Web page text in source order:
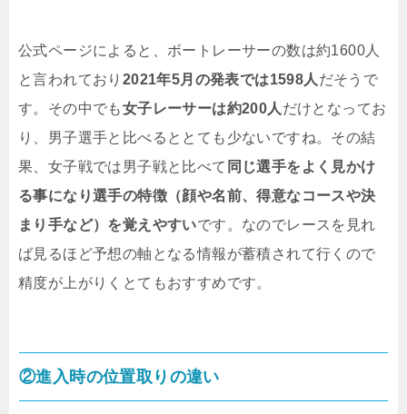
公式ページによると、ボートレーサーの数は約1600人
と言われており 2021年5月の発表では1598人 だそうで
す。その中でも女子レーサーは約200人 だけとなってお
り、男子選手と比べるととても少ないですね。その結
果、女子戦では男子戦と比べて 同じ選手をよく見かけ
る事になり選手の特徴（顔や名前、得意なコースや決
まり手など）を覚えやすいです。なのでレースを見れ
ば見るほど予想の軸となる情報が蓄積されて行くので
精度が上がりくとてもおすすめです。
②進入時の位置取りの違い